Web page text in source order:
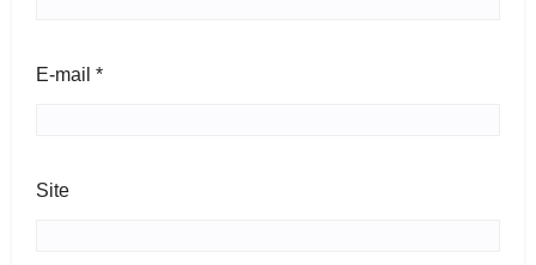
E-mail *
Site